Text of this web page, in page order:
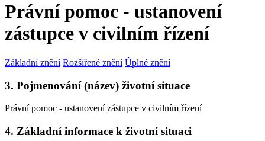
Právní pomoc - ustanovení
zástupce v civilním řízení
Základní znění Rozšířené znění Úplné znění
3. Pojmenování (název) životní situace
Právní pomoc - ustanovení zástupce v civilním řízení
4. Základní informace k životní situaci